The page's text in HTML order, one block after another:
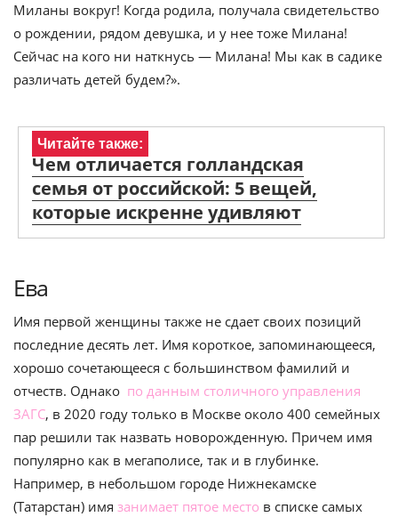
Миланы вокруг! Когда родила, получала свидетельство
о рождении, рядом девушка, и у нее тоже Милана!
Сейчас на кого ни наткнусь — Милана! Мы как в садике
различать детей будем?».
Читайте также:
Чем отличается голландская
семья от российской: 5 вещей,
которые искренне удивляют
Ева
Имя первой женщины также не сдает своих позиций
последние десять лет. Имя короткое, запоминающееся,
хорошо сочетающееся с большинством фамилий и
отчеств. Однако по данным столичного управления
ЗАГС, в 2020 году только в Москве около 400 семейных
пар решили так назвать новорожденную. Причем имя
популярно как в мегаполисе, так и в глубинке.
Например, в небольшом городе Нижнекамске
(Татарстан) имя занимает пятое место в списке самых